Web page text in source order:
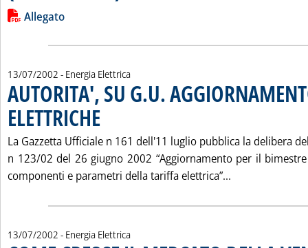
Leggi tutta la notizia: 'AGGIORNAMENTO TARIFFE LUGLIO-
Lista allegati PDF alla notizia
Allegato
13/07/2002 - Energia Elettrica
AUTORITA', SU G.U.
ELETTRICHE
La Gazzetta Ufficiale n 161 dell'11 luglio pubblica la delibera
n 123/02 del 26 giugno 2002 “Aggiornamento per il
componenti e parametri della tariffa elettrica”...
13/07/2002 - Energia Elettrica